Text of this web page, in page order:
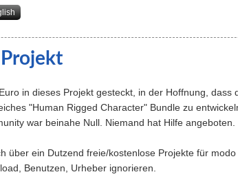
- ein Gas-/Rauch-/Blubb Solver für FabricEngine
in dieses Projekt gesteckt, in der Hoffnung,
"Human Rigged Character" Bundle zu
war beinahe Null. Niemand hat Hilfe
über ein Dutzend freie/kostenlose Projekte für
Benutzen, Urheber ignorieren.